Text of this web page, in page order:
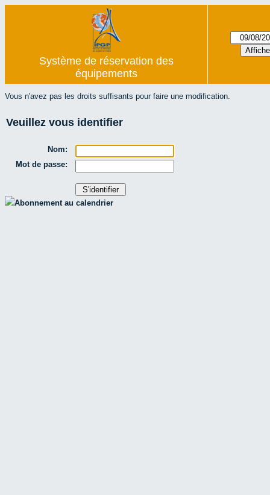
Système de réservation des
équipements
Vous n'avez pas les droits suffisants pour faire une modification.
Veuillez vous identifier
Nom:
Mot de passe:
Abonnement au calendrier